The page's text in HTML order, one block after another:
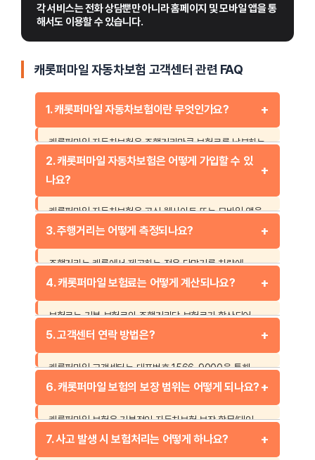
각 서비스는 전화 상담뿐만 아니라 홈페이지 및 모바일 앱을 통
해서도 이용할 수 있습니다.
캐롯퍼마일 자동차보험 고객센터 관련 FAQ
1. 캐롯퍼마일 자동차보험이란 무엇인가요?
캐롯퍼마일 자동차보험은 주행거리만큼 보험료를 납부하는
혁신적인 자동차보험 상품입니다. 기본 보험료와
주행거리에 따라 산정되는 추가 보험료로 구성되어
2. 캐롯퍼마일 자동차보험은 어떻게 가입할 수 있
나요?
캐롯퍼마일 자동차보험은 공식 웹사이트 또는 모바일 앱을
통해 가입할 수 있습니다. 차량 정보와 운전자의 기본
3. 주행거리는 어떻게 측정되나요?
주행거리는 캐롯에서 제공하는 전용 단말기를 차량에
부착하여 자동으로 측정됩니다. 사용자는 주행거리를
4. 캐롯퍼마일 보험료는 어떻게 계산되나요?
보험료는 기본 보험료와 주행거리당 보험료가 합산되어
매월 부과됩니다. 보험료는 주행거리가 많을수록 증가하며,
5. 고객센터 연락 방법은?
캐롯퍼마일 고객센터는 대표번호 1566-9000을 통해
상담이 가능합니다. 또한 공식 웹사이트와 모바일 앱에서도
6. 캐롯퍼마일 보험의 보장 범위는 어떻게 되나요?
캐롯퍼마일 보험은 기본적인 자동차보험 보장 항목(대인,
대물, 자기신체사고 등)에 더해 선택적으로 추가 보장을
7. 사고 발생 시 보험처리는 어떻게 하나요?